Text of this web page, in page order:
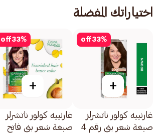
اختياراتك المفضلة
33%
off
+
غارنييه كولور ناتشرلز
صبغة شعر بني رقم 4
33%
off
+
غارنييه كولور ناتشرلز
صبغة شعر بني فاتح